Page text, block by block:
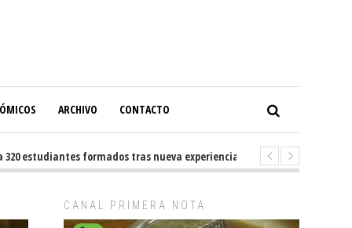
ARCHIVO CONTACTO
estudiantes formados tras nueva experiencia internacional en Buenos
CANAL PRIMERA NOTA